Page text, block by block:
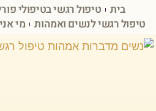
בית
טיפול רגשי בטיפולי
טיפול רגשי לנשים ואמהות
מי